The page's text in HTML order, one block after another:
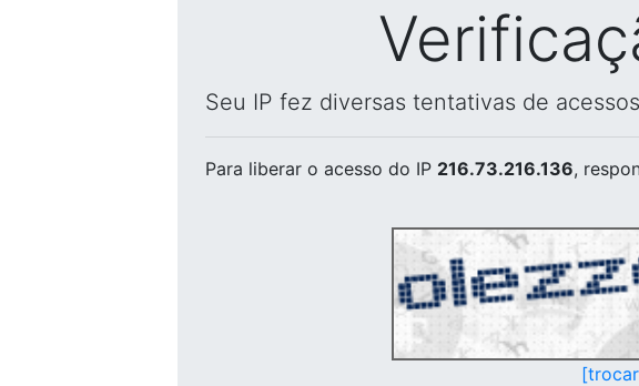
Seu IP fez diversas tentativas de
Para liberar o acesso do IP 216.73.216.136,